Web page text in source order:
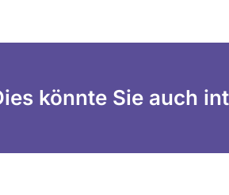
könnte Sie auch